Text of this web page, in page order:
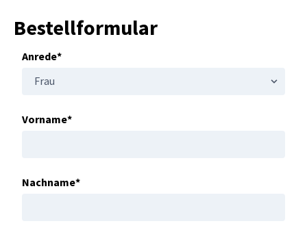
Bestellformular
Anrede*
Vorname*
Nachname*